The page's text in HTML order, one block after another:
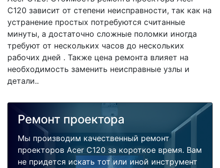
C120 зависит от степени неисправности, так как на
устранение простых потребуются считанные
минуты, а достаточно сложные поломки иногда
требуют от нескольких часов до нескольких
рабочих дней . Также цена ремонта влияет на
необходимость заменить неисправные узлы и
детали..
Ремонт проектора
Мы производим качественный ремонт
проекторов Acer C120 за короткое время. Вам
не придется искать тот или иной инструмент